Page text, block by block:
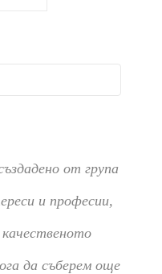
от група
и професии,
да съберем още